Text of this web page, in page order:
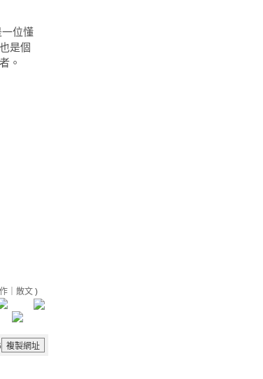
位懂
是個
。
散文 )